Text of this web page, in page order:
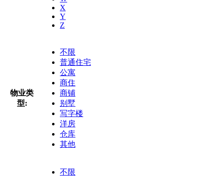
X
Y
Z
物业类
型:
不限
普通住宅
公寓
商住
商铺
别墅
写字楼
洋房
仓库
其他
不限